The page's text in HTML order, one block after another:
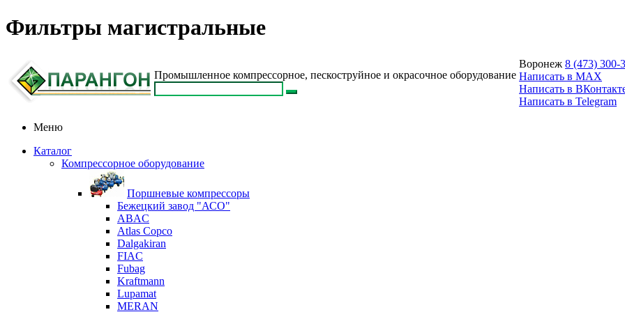
Фильтры магистральные
Промышленное компрессорное, пескоструйное и окрасочное оборудование
Воронеж 8 (473) 300-
Написать в MAX
Написать в
Написать в Telegram
Меню
Каталог
Компрессорное оборудование
Поршневые компрессоры
Бежецкий завод "АСО"
ABAC
Atlas Copco
Dalgakiran
FIAC
Fubag
Kraftmann
Lupamat
MERAN